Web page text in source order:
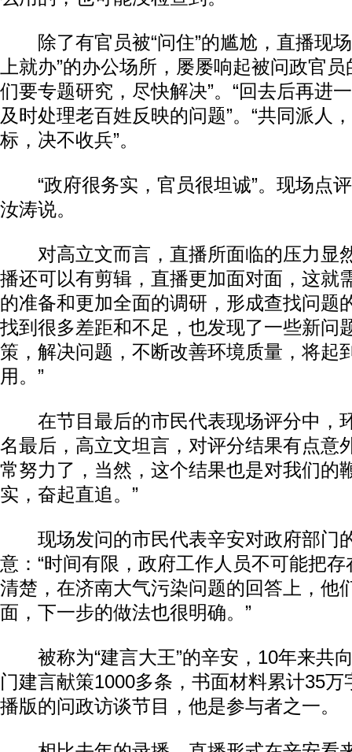
除了有官员被“问住”的尴尬，直播现场
上就办”的办公场所，屡屡响起被问政官
们要专题研究，尽快解决”。“回去后再进
及时处理老百姓反映的问题”。“共同派人
标，决不收兵”。
“政府很务实，官员很坦诚”。现场点
汝涛说。
对高立文而言，直播所面临的压力显
播还可以有剪辑，直播更加面对面，这就
的准备和更加全面的调研，形成查找问题
找到很多差距和不足，也发现了一些新问
策，解决问题，不断改善环境质量，将起
用。”
在节目最后的市民代表现场评分中，
名最后，高立文坦言，对评分结果有点意
常努力了，当然，这个结果也是对我们的
实，奋起直追。”
现场发问的市民代表辛安对政府部门
意：“时间有限，政府工作人员不可能把
清楚，在济南大气污染问题的回答上，他
面，下一步的做法也很明确。”
被称为“建言大王”的辛安，10年来共
门建言献策1000多条，书面材料累计35
播版的问政访谈节目，他是参与者之一。